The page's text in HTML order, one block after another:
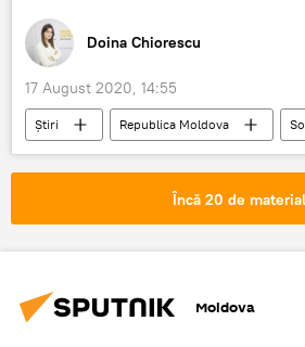
Doina Chiorescu
17 August 2020, 14:55
Știri Republica Moldova
taximetrist
Pieton
Încă 20 de
Moldova